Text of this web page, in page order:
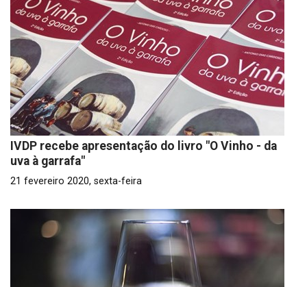
IVDP recebe apresentação do livro "O Vinho - da
uva à garrafa"
21 fevereiro 2020, sexta-feira